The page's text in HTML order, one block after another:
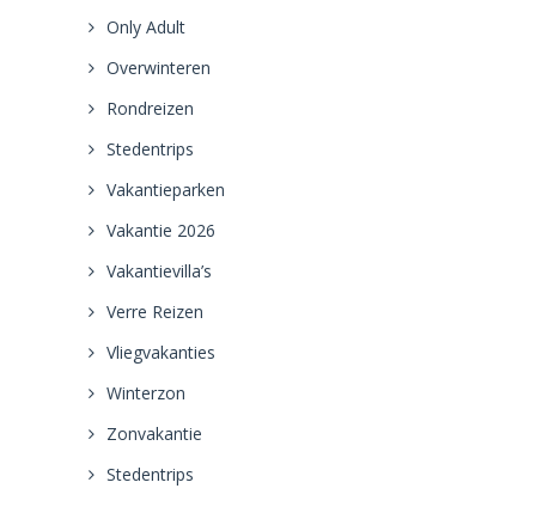
Only Adult
Overwinteren
Rondreizen
Stedentrips
Vakantieparken
Vakantie 2026
Vakantievilla’s
Verre Reizen
Vliegvakanties
Winterzon
Zonvakantie
Stedentrips